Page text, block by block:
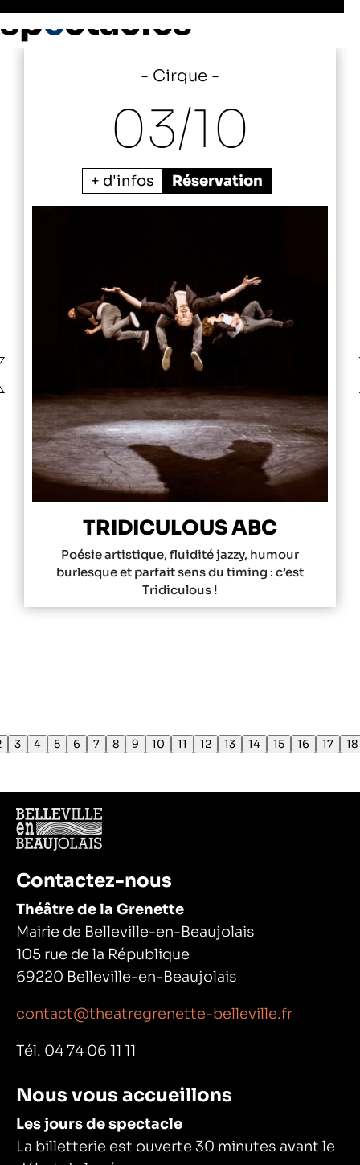
spectacles
Cirque
03/10
+ d'infos Réservation
TRIDICULOUS ABC
Poésie artistique, fluidité jazzy, humour
burlesque et parfait sens du timing : c’est
Tridiculous !
3 4 5 6 7 8 9 10 11 12 13 14 15 16 17 18
Contactez-nous
Théâtre de la Grenette
Mairie de Belleville-en-Beaujolais
105 rue de la République
69220 Belleville-en-Beaujolais
contact@theatregrenette-belleville.fr
Tél. 04 74 06 11 11
Nous vous accueillons
Les jours de spectacle
La billetterie est ouverte 30 minutes avant le